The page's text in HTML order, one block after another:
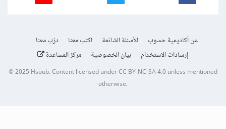
عن أكاديمية حسوب الأسئلة الشائعة اكتب معنا
درّب معنا
إرشادات الاستخدام
بيان الخصوصية مركز المساعدة
© 2025 Hsoub.Content licensed underCC BY-NC-SA 4.0unless mentioned
otherwise.